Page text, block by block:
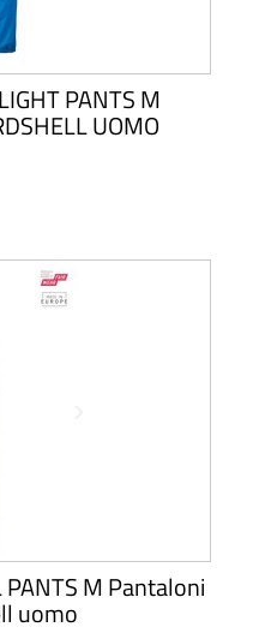
PANTS M
UOMO
PANTS M Pantaloni
uomo